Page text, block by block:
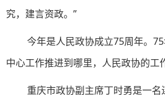
究，建言资政。”
今年是人民政协成立75周年。
中心工作推进到哪里，人民政协的工
重庆市政协副主席丁时勇是一名